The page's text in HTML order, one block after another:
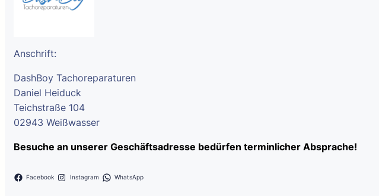
Anschrift:
DashBoy Tachoreparaturen
Daniel Heiduck
Teichstraße 104
02943 Weißwasser
Besuche an unserer Geschäftsadresse bedürfen terminlicher Absprache!
Facebook Instagram WhatsApp